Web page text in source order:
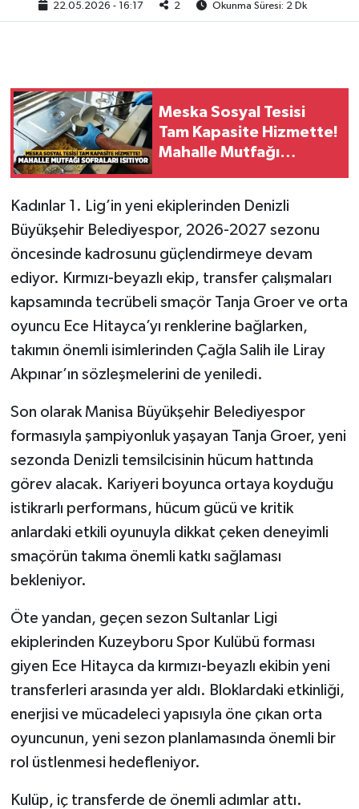
22.05.2026 - 16:17 2 Okunma Süresi: 2 Dk
Meska Sosyal Tesisi
Tam Kapasite Hizmette!
Mahalle Mutfağı
Kadınlar 1. Lig’in yeni ekiplerinden Denizli
Büyükşehir Belediyespor, 2026-2027 sezonu
öncesinde kadrosunu güçlendirmeye devam
ediyor. Kırmızı-beyazlı ekip, transfer çalışmaları
kapsamında tecrübeli smaçör Tanja Groer ve orta
oyuncu Ece Hitayca’yı renklerine bağlarken,
takımın önemli isimlerinden Çağla Salih ile Liray
Akpınar’ın sözleşmelerini de yeniledi.
Son olarak Manisa Büyükşehir Belediyespor
formasıyla şampiyonluk yaşayan Tanja Groer, yeni
sezonda Denizli temsilcisinin hücum hattında
görev alacak. Kariyeri boyunca ortaya koyduğu
istikrarlı performans, hücum gücü ve kritik
anlardaki etkili oyunuyla dikkat çeken deneyimli
smaçörün takıma önemli katkı sağlaması
bekleniyor.
Öte yandan, geçen sezon Sultanlar Ligi
ekiplerinden Kuzeyboru Spor Kulübü forması
giyen Ece Hitayca da kırmızı-beyazlı ekibin yeni
transferleri arasında yer aldı. Bloklardaki etkinliği,
enerjisi ve mücadeleci yapısıyla öne çıkan orta
oyuncunun, yeni sezon planlamasında önemli bir
rol üstlenmesi hedefleniyor.
Kulüp, iç transferde de önemli adımlar attı.